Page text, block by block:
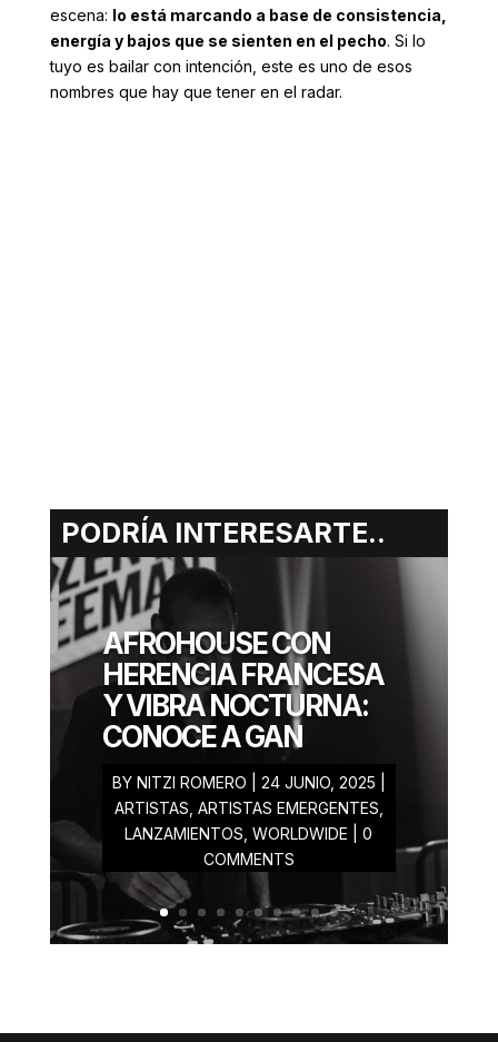
escena: lo está marcando a base de consistencia,
energía y bajos que se sienten en el pecho. Si lo
tuyo es bailar con intención, este es uno de esos
nombres que hay que tener en el radar.
ERIK
GONZALEZ
MAYO 28, 2025
PODRÍA INTERESARTE..
AFROHOUSE CON
HERENCIA FRANCESA
Y VIBRA NOCTURNA:
CONOCE A GAN
BY NITZI ROMERO 24 JUNIO, 2025
ARTISTAS ARTISTAS EMERGENTES
LANZAMIENTOS ,WORLDWIDE | 0
COMMENTS